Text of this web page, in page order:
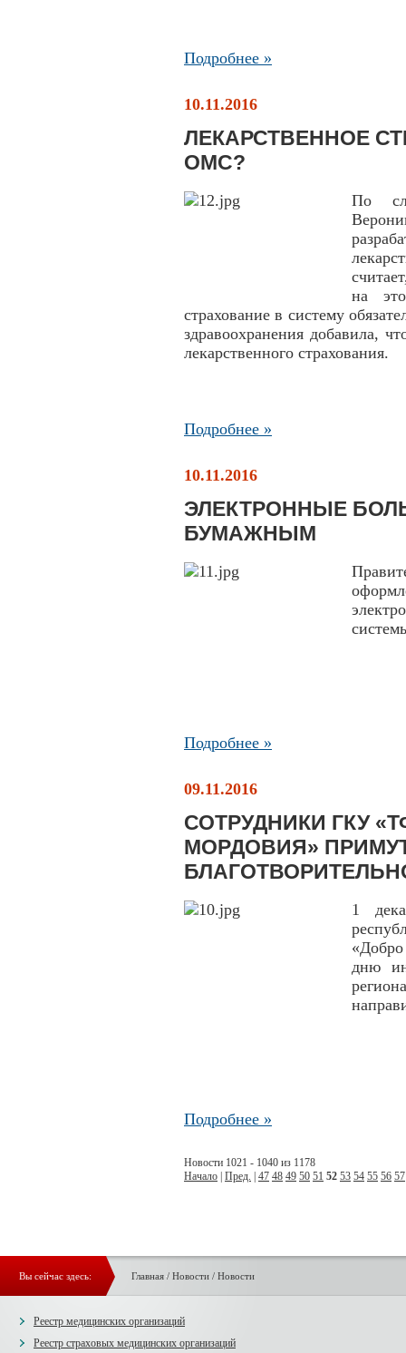
Подробнее »
10.11.2016
ЛЕКАРСТВЕННОЕ
ОМС?
По
на
страхование в систему
здравоохранения добавила,
лекарственного страхования.
Подробнее »
10.11.2016
ЭЛЕКТРОННЫЕ
БУМАЖНЫМ
Подробнее »
09.11.2016
СОТРУДНИКИ ГКУ
МОРДОВИЯ»
1
дню
Подробнее »
Новости 1021 - 1040 из 1178
Начало Пред. 47 48 49 50 51 52 53 54 55 56 57
Вы сейчас здесь: Главная/ Новости / Новости
Реестр медицинских организаций
Реестр страховых медицинских организаций